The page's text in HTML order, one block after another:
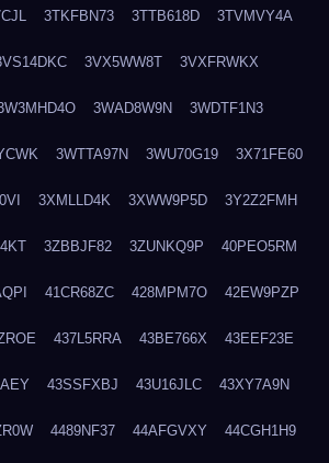
3TKFBN73 3TTB618D 3TVMVY4A
3VX5WW8T 3VXFRWKX
3WAD8W9N 3WDTF1N3
3WTTA97N 3WU70G19 3X71FE60
3XMLLD4K 3XWW9P5D 3Y2Z2FMH
3ZBBJF82 3ZUNKQ9P 40PEO5RM
41CR68ZC 428MPM7O 42EW9PZP
437L5RRA 43BE766X 43EEF23E
43SSFXBJ 43U16JLC 43XY7A9N
4489NF37 44AFGVXY 44CGH1H9